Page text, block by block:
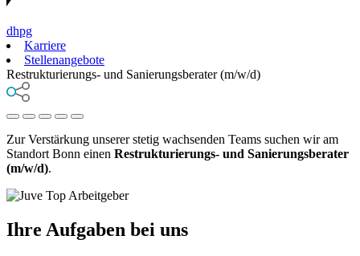
dhpg
Karriere
Stellenangebote
Restrukturierungs- und Sanierungsberater (m/w/d)
Zur Verstärkung unserer stetig wachsenden Teams suchen wir am
Standort Bonn einen Restrukturierungs- und Sanierungsberater
(m/w/d).
Ihre Aufgaben bei uns